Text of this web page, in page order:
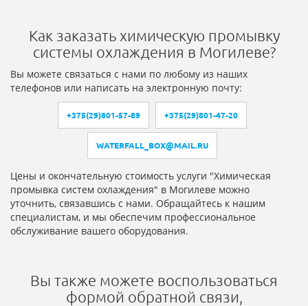
Как заказать химическую промывку
системы охлаждения в Могилеве?
Вы можете связаться с нами по любому из наших
телефонов или написать на электронную почту:
+375(29)801-57-89 +375(29)801-47-20
WATERFALL_BOX@MAIL.RU
Цены и окончательную стоимость услуги "Химическая
промывка систем охлаждения" в Могилеве можно
уточнить, связавшись с нами. Обращайтесь к нашим
специалистам, и мы обеспечим профессиональное
обслуживание вашего оборудования.
Вы также можете воспользоваться
формой обратной связи,